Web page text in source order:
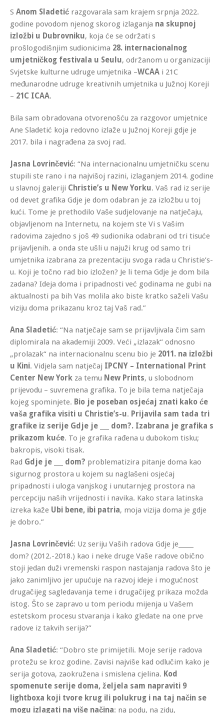
S Anom Sladetić razgovarala sam krajem srpnja 2022.
godine povodom njenog skorog izlaganja na skupnoj
izložbi u Dubrovniku, koja će se održati s
prošlogodišnjim sudionicima 28. internacionalnog
umjetničkog festivala u Seulu, održanom u organizaciji
Svjetske kulturne udruge umjetnika –WCAA i 21C
međunarodne udruge kreativnih umjetnika u Južnoj Koreji
– 21C ICAA.
Bila sam obradovana otvorenošću za razgovor umjetnice
Ane Sladetić koja redovno izlaže u Južnoj Koreji gdje je
2017. bila i nagrađena za svoj rad.
Jasna Lovrinčević: “Na internacionalnu umjetničku scenu
stupili ste rano i na najvišoj razini, izlaganjem 2014. godine
u slavnoj galeriji Christie’s u New Yorku. Vaš rad iz serije
od devet grafika Gdje je dom odabran je za izložbu u toj
kući. Tome je prethodilo Vaše sudjelovanje na natječaju,
objavljenom na Internetu, na kojem ste Vi s Vašim
radovima zajedno s još 49 sudionika odabrani od tri tisuće
prijavljenih. a onda ste ušli u najuži krug od samo tri
umjetnika izabrana za prezentaciju svoga rada u Christie’s-
u. Koji je točno rad bio izložen? Je li tema Gdje je dom bila
zadana? Ideja doma i pripadnosti već godinama ne gubi na
aktualnosti pa bih Vas molila ako biste kratko saželi Vašu
viziju doma prikazanu kroz taj Vaš rad.”
Ana Sladetić: “Na natječaje sam se prijavljivala čim sam
diplomirala na akademiji 2009. Veći „izlazak“ odnosno
„prolazak“ na internacionalnu scenu bio je 2011. na izložbi
u Kini. Vidjela sam natječaj IPCNY – International Print
Center New York za temu New Prints, u slobodnom
prijevodu – suvremena grafika. To je bila tema natječaja
kojeg spominjete. Bio je poseban osjećaj znati kako će
vaša grafika visiti u Christie’s-u. Prijavila sam tada tri
grafike iz serije Gdje je ___ dom?. Izabrana je grafika s
prikazom kuće. To je grafika rađena u dubokom tisku;
bakropis, visoki tisak.
Rad Gdje je ___ dom? problematizira pitanje doma kao
sigurnog prostora u kojem su naglašeni osjećaj
pripadnosti i uloga vanjskog i unutarnjeg prostora na
percepciju naših vrijednosti i navika. Kako stara latinska
izreka kaže Ubi bene, ibi patria, moja vizija doma je gdje
je dobro.”
Jasna Lovrinčević: Uz seriju Vaših radova Gdje je_____
dom? (2012.-2018.) kao i neke druge Vaše radove obično
stoji jedan duži vremenski raspon nastajanja radova što je
jako zanimljivo jer upućuje na razvoj ideje i mogućnost
drugačijeg sagledavanja teme i drugačijeg prikaza možda
istog. Što se zapravo u tom periodu mijenja u Vašem
estetskom procesu stvaranja i kako gledate na one prve
radove iz takvih serija?”
Ana Sladetić: “Dobro ste primijetili. Moje serije radova
protežu se kroz godine. Zavisi najviše kad odlučim kako je
serija gotova, zaokružena i smislena cjelina. Kod
spomenute serije doma, željela sam napraviti 9
lightboxa koji tvore krug ili polukrug i na taj način se
mogu izlagati na više načina: na podu, na zidu,